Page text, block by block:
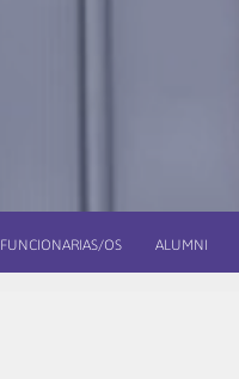
FUNCIONARIAS/OS ALUMNI